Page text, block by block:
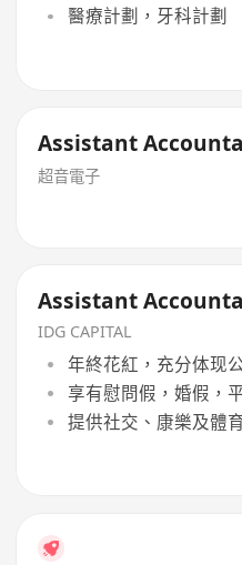
醫療計劃，牙科計劃
Assistant
超音電子
Assistant
IDG CAPITAL
年終花紅，充分体现
享有慰問假，婚假，
提供社交、康樂及體